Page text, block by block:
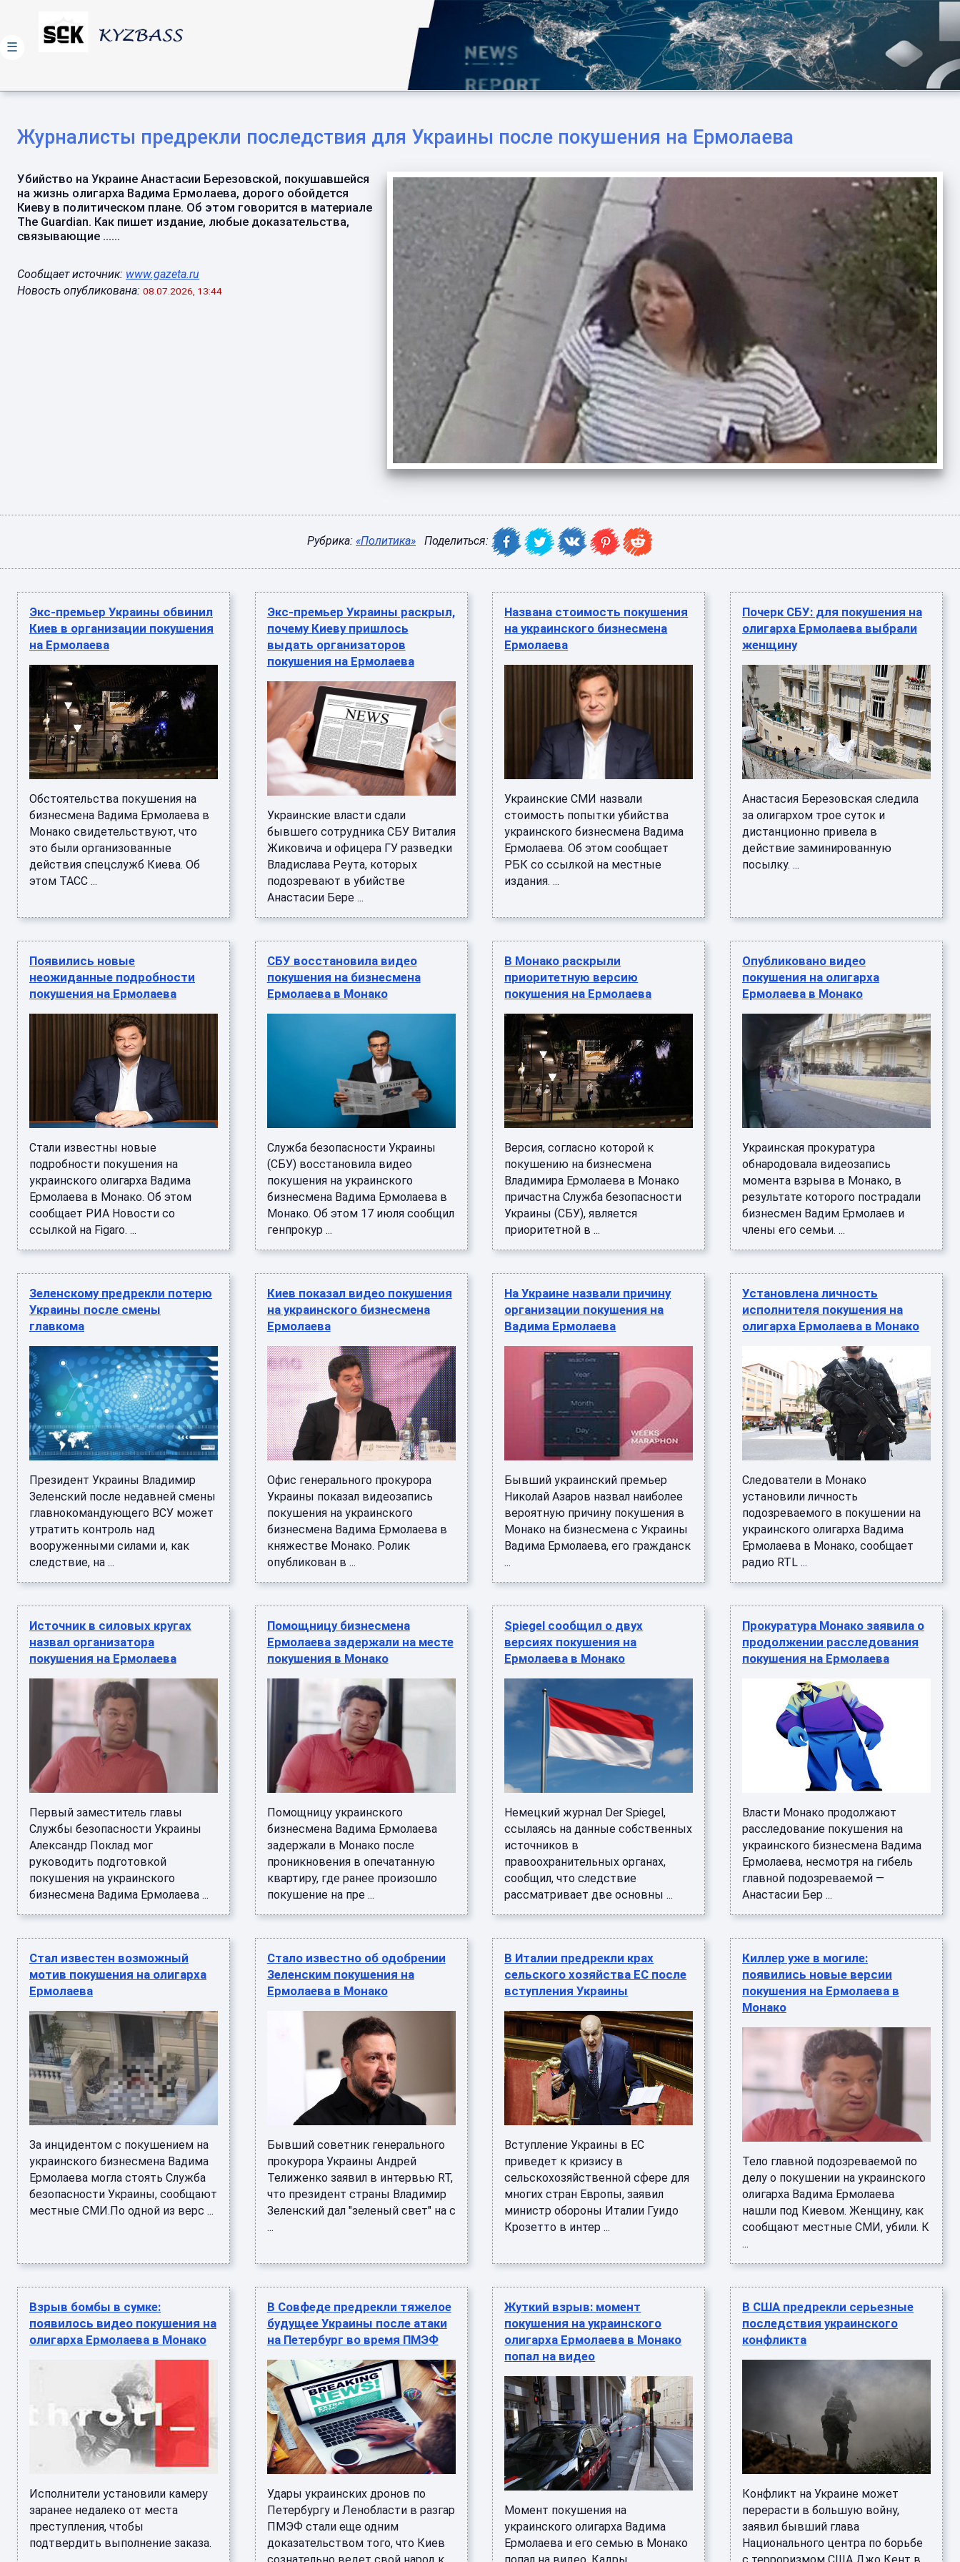
Журналисты предрекли последствия для Украины после покушения на Ермолаева
Убийство на Украине Анастасии Березовской, покушавшейся
на жизнь олигарха Вадима Ермолаева, дорого обойдется
Киеву в политическом плане. Об этом говорится в материале
The Guardian. Как пишет издание, любые доказательства,
связывающие ......
Сообщает источник: www.gazeta.ru
Новость опубликована: 08.07.2026, 13:44
Рубрика: «Политика» Поделиться:
Экс-премьер Украины обвинил
Киев в организации покушения
на Ермолаева
Обстоятельства покушения на
бизнесмена Вадима Ермолаева в
Монако свидетельствуют, что
это были организованные
действия спецслужб Киева. Об
этом ТАСС ...
Экс-премьер Украины раскрыл,
почему Киеву пришлось
выдать организаторов
покушения на Ермолаева
Украинские власти сдали
бывшего сотрудника СБУ Виталия
Жиковича и офицера ГУ разведки
Владислава Реута, которых
подозревают в убийстве
Анастасии Бере ...
Названа стоимость покушения
на украинского бизнесмена
Ермолаева
Украинские СМИ назвали
стоимость попытки убийства
украинского бизнесмена Вадима
Ермолаева. Об этом сообщает
РБК со ссылкой на местные
издания. ...
Почерк СБУ: для покушения на
олигарха Ермолаева выбрали
женщину
Анастасия Березовская следила
за олигархом трое суток и
дистанционно привела в
действие заминированную
посылку. ...
Появились новые
неожиданные подробности
покушения на Ермолаева
Стали известны новые
подробности покушения на
украинского олигарха Вадима
Ермолаева в Монако. Об этом
сообщает РИА Новости со
ссылкой на Figaro. ...
СБУ восстановила видео
покушения на бизнесмена
Ермолаева в Монако
Служба безопасности Украины
(СБУ) восстановила видео
покушения на украинского
бизнесмена Вадима Ермолаева в
Монако. Об этом 17 июля сообщил
генпрокур ...
В Монако раскрыли
приоритетную версию
покушения на Ермолаева
Версия, согласно которой к
покушению на бизнесмена
Владимира Ермолаева в Монако
причастна Служба безопасности
Украины (СБУ), является
приоритетной в ...
Опубликовано видео
покушения на олигарха
Ермолаева в Монако
Украинская прокуратура
обнародовала видеозапись
момента взрыва в Монако, в
результате которого пострадали
бизнесмен Вадим Ермолаев и
члены его семьи. ...
Зеленскому предрекли потерю
Украины после смены
главкома
Президент Украины Владимир
Зеленский после недавней смены
главнокомандующего ВСУ может
утратить контроль над
вооруженными силами и, как
следствие, на ...
Киев показал видео покушения
на украинского бизнесмена
Ермолаева
Офис генерального прокурора
Украины показал видеозапись
покушения на украинского
бизнесмена Вадима Ермолаева в
княжестве Монако. Ролик
опубликован в ...
На Украине назвали причину
организации покушения на
Вадима Ермолаева
Бывший украинский премьер
Николай Азаров назвал наиболее
вероятную причину покушения в
Монако на бизнесмена с Украины
Вадима Ермолаева, его гражданск
...
Установлена личность
исполнителя покушения на
олигарха Ермолаева в Монако
Следователи в Монако
установили личность
подозреваемого в покушении на
украинского олигарха Вадима
Ермолаева в Монако, сообщает
радио RTL ...
Источник в силовых кругах
назвал организатора
покушения на Ермолаева
Первый заместитель главы
Службы безопасности Украины
Александр Поклад мог
руководить подготовкой
покушения на украинского
бизнесмена Вадима Ермолаева ...
Помощницу бизнесмена
Ермолаева задержали на месте
покушения в Монако
Помощницу украинского
бизнесмена Вадима Ермолаева
задержали в Монако после
проникновения в опечатанную
квартиру, где ранее произошло
покушение на пре ...
Spiegel сообщил о двух
версиях покушения на
Ермолаева в Монако
Немецкий журнал Der Spiegel,
ссылаясь на данные собственных
источников в
правоохранительных органах,
сообщил, что следствие
рассматривает две основны ...
Прокуратура Монако заявила о
продолжении расследования
покушения на Ермолаева
Власти Монако продолжают
расследование покушения на
украинского бизнесмена Вадима
Ермолаева, несмотря на гибель
главной подозреваемой —
Анастасии Бер ...
Стал известен возможный
мотив покушения на олигарха
Ермолаева
За инцидентом с покушением на
украинского бизнесмена Вадима
Ермолаева могла стоять Служба
безопасности Украины, сообщают
местные СМИ.По одной из верс ...
Стало известно об одобрении
Зеленским покушения на
Ермолаева в Монако
Бывший советник генерального
прокурора Украины Андрей
Телиженко заявил в интервью RT,
что президент страны Владимир
Зеленский дал "зеленый свет" на с
...
В Италии предрекли крах
сельского хозяйства ЕС после
вступления Украины
Вступление Украины в ЕС
приведет к кризису в
сельскохозяйственной сфере для
многих стран Европы, заявил
министр обороны Италии Гуидо
Крозетто в интер ...
Киллер уже в могиле:
появились новые версии
покушения на Ермолаева в
Монако
Тело главной подозреваемой по
делу о покушении на украинского
олигарха Вадима Ермолаева
нашли под Киевом. Женщину, как
сообщают местные СМИ, убили. К
...
Взрыв бомбы в сумке:
появилось видео покушения на
олигарха Ермолаева в Монако
Исполнители установили камеру
заранее недалеко от места
преступления, чтобы
подтвердить выполнение заказа.
В Совфеде предрекли тяжелое
будущее Украины после атаки
на Петербург во время ПМЭФ
Удары украинских дронов по
Петербургу и Ленобласти в разгар
ПМЭФ стали еще одним
доказательством того, что Киев
Жуткий взрыв: момент
покушения на украинского
олигарха Ермолаева в Монако
попал на видео
Момент покушения на
украинского олигарха Вадима
Ермолаева и его семью в Монако
В США предрекли серьезные
последствия украинского
конфликта
Конфликт на Украине может
перерасти в большую войну,
заявил бывший глава
Национального центра по борьбе
☰